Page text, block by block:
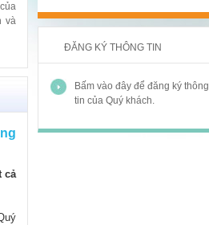
Phong I, gồm 4 tòa, mỗi tòa cao 16 tầng.
và
cả
ĐĂNG KÝ THÔNG TIN
Bấm vào đây để đăng ký thông
tin của Quý khách.